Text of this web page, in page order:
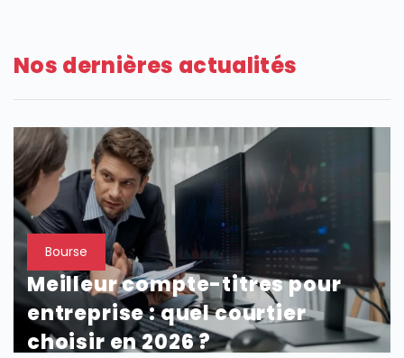
SECTIONS
Nos dernières actualités
Bourse
Meilleur compte-titres pour
entreprise : quel courtier
choisir en 2026 ?